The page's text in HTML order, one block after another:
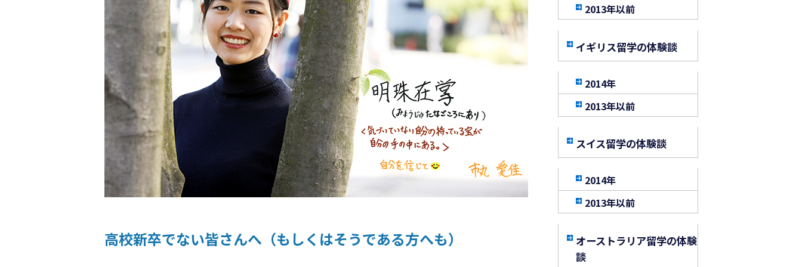
高校新卒でない皆さんへ（もしくはそうである方へも）
2013年以前
イギリス留学の体験談
2014年
2013年以前
スイス留学の体験談
2014年
2013年以前
オーストラリア留学の体験
談